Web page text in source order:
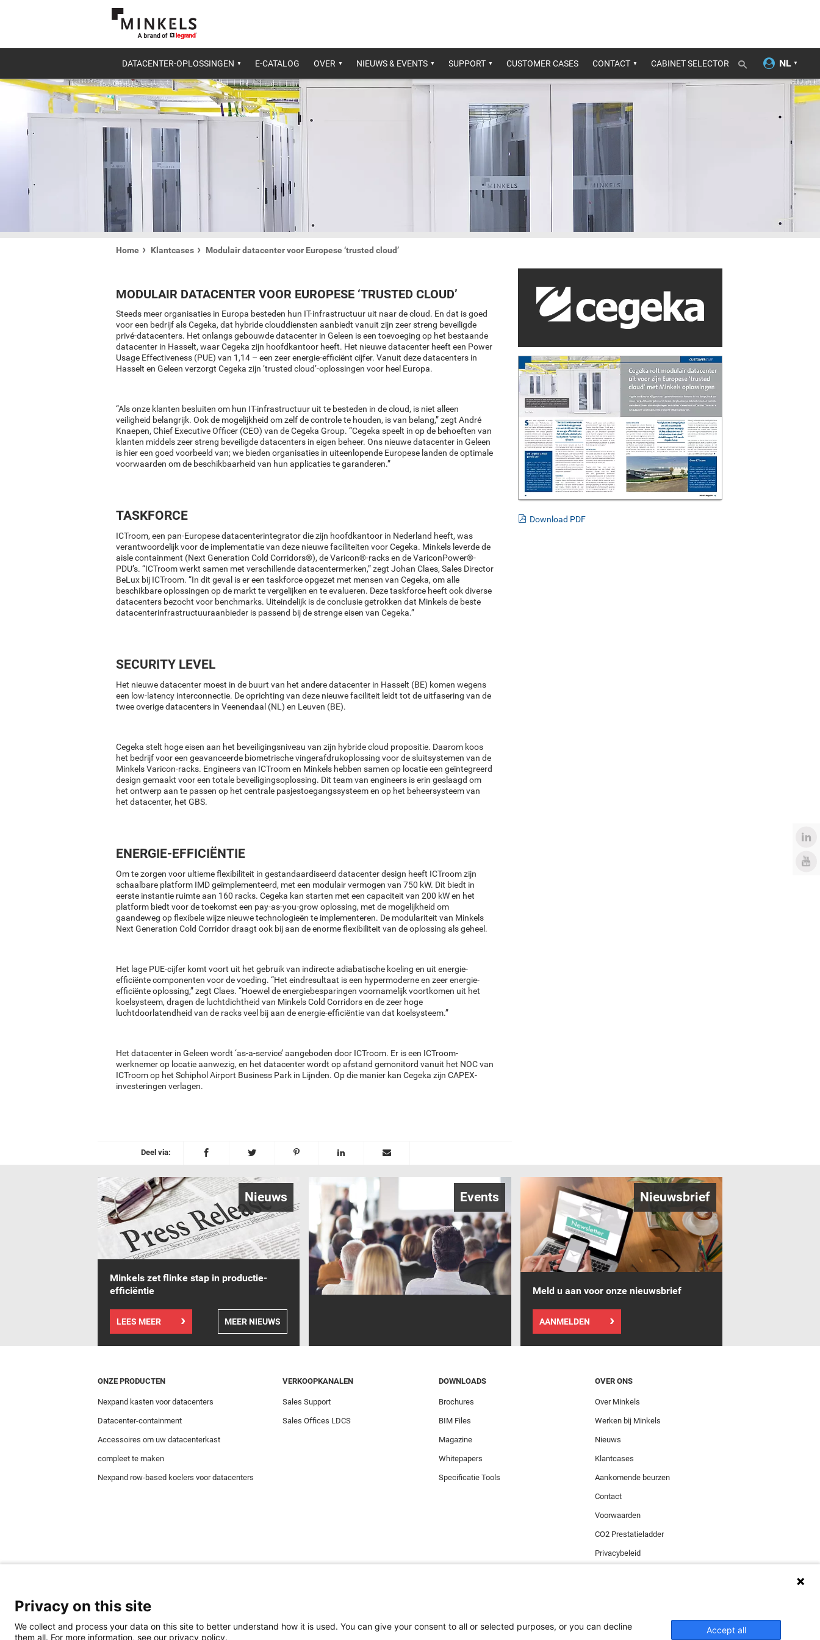
DATACENTER-OPLOSSINGEN E-CATALOG OVER NIEUWS & EVENTS SUPPORT CUSTOMER CASES CONTACT CABINET SELECTOR
Home Klantcases Modulair datacenter voor Europese ‘trusted cloud’
MODULAIR DATACENTER VOOR EUROPESE ‘TRUSTED CLOUD’
Steeds meer organisaties in Europa besteden hun IT-infrastructuur uit naar de cloud. En dat is goed
voor een bedrijf als Cegeka, dat hybride clouddiensten aanbiedt vanuit zijn zeer streng beveiligde
privé-datacenters. Het onlangs gebouwde datacenter in Geleen is een toevoeging op het bestaande
datacenter in Hasselt, waar Cegeka zijn hoofdkantoor heeft. Het nieuwe datacenter heeft een Power
Usage Effectiveness (PUE) van 1,14 – een zeer energie-efficiënt cijfer. Vanuit deze datacenters in
Hasselt en Geleen verzorgt Cegeka zijn ‘trusted cloud’-oplossingen voor heel Europa.
“Als onze klanten besluiten om hun IT-infrastructuur uit te besteden in de cloud, is niet alleen
veiligheid belangrijk. Ook de mogelijkheid om zelf de controle te houden, is van belang,” zegt André
Knaepen, Chief Executive Officer (CEO) van de Cegeka Group. “Cegeka speelt in op de behoeften van
klanten middels zeer streng beveiligde datacenters in eigen beheer. Ons nieuwe datacenter in Geleen
is hier een goed voorbeeld van; we bieden organisaties in uiteenlopende Europese landen de optimale
voorwaarden om de beschikbaarheid van hun applicaties te garanderen.”
TASKFORCE
ICTroom, een pan-Europese datacenterintegrator die zijn hoofdkantoor in Nederland heeft, was
verantwoordelijk voor de implementatie van deze nieuwe faciliteiten voor Cegeka. Minkels leverde de
aisle containment (Next Generation Cold Corridors®), de Varicon®-racks en de VariconPower®-
PDU’s. “ICTroom werkt samen met verschillende datacentermerken,” zegt Johan Claes, Sales Director
BeLux bij ICTroom. “In dit geval is er een taskforce opgezet met mensen van Cegeka, om alle
beschikbare oplossingen op de markt te vergelijken en te evalueren. Deze taskforce heeft ook diverse
datacenters bezocht voor benchmarks. Uiteindelijk is de conclusie getrokken dat Minkels de beste
datacenterinfrastructuuraanbieder is passend bij de strenge eisen van Cegeka.”
SECURITY LEVEL
Het nieuwe datacenter moest in de buurt van het andere datacenter in Hasselt (BE) komen wegens
een low-latency interconnectie. De oprichting van deze nieuwe faciliteit leidt tot de uitfasering van de
twee overige datacenters in Veenendaal (NL) en Leuven (BE).
Cegeka stelt hoge eisen aan het beveiligingsniveau van zijn hybride cloud propositie. Daarom koos
het bedrijf voor een geavanceerde biometrische vingerafdrukoplossing voor de sluitsystemen van de
Minkels Varicon-racks. Engineers van ICTroom en Minkels hebben samen op locatie een geïntegreerd
design gemaakt voor een totale beveiligingsoplossing. Dit team van engineers is erin geslaagd om
het ontwerp aan te passen op het centrale pasjestoegangssysteem en op het beheersysteem van
het datacenter, het GBS.
ENERGIE-EFFICIËNTIE
Om te zorgen voor ultieme flexibiliteit in gestandaardiseerd datacenter design heeft ICTroom zijn
schaalbare platform IMD geïmplementeerd, met een modulair vermogen van 750 kW. Dit biedt in
eerste instantie ruimte aan 160 racks. Cegeka kan starten met een capaciteit van 200 kW en het
platform biedt voor de toekomst een pay-as-you-grow oplossing, met de mogelijkheid om
gaandeweg op flexibele wijze nieuwe technologieën te implementeren. De modulariteit van Minkels
Next Generation Cold Corridor draagt ook bij aan de enorme flexibiliteit van de oplossing als geheel.
Het lage PUE-cijfer komt voort uit het gebruik van indirecte adiabatische koeling en uit energie-
efficiënte componenten voor de voeding. “Het eindresultaat is een hypermoderne en zeer energie-
efficiënte oplossing,” zegt Claes. “Hoewel de energiebesparingen voornamelijk voortkomen uit het
koelsysteem, dragen de luchtdichtheid van Minkels Cold Corridors en de zeer hoge
luchtdoorlatendheid van de racks veel bij aan de energie-efficiëntie van dat koelsysteem.”
Het datacenter in Geleen wordt ‘as-a-service’ aangeboden door ICTroom. Er is een ICTroom-
werknemer op locatie aanwezig, en het datacenter wordt op afstand gemonitord vanuit het NOC van
ICTroom op het Schiphol Airport Business Park in Lijnden. Op die manier kan Cegeka zijn CAPEX-
investeringen verlagen.
Deel via:
Download PDF
Nieuws
Minkels zet flinke stap in productie-
efficiëntie
LEES MEER MEER NIEUWS
Events Nieuwsbrief
Meld u aan voor onze nieuwsbrief
AANMELDEN
ONZE PRODUCTEN
Nexpand kasten voor datacenters
Datacenter-containment
Accessoires om uw datacenterkast
compleet te maken
Nexpand row-based koelers voor datacenters
VERKOOPKANALEN
Sales Support
Sales Offices LDCS
DOWNLOADS
Brochures
BIM Files
Magazine
Whitepapers
Specificatie Tools
OVER ONS
Over Minkels
Werken bij Minkels
Nieuws
Klantcases
Aankomende beurzen
Contact
Voorwaarden
CO2 Prestatieladder
Privacybeleid
Minkels maakt gebruik van cookies om ervoor te zorgen dat u de beste ervaring op onze website heeft. Functionele cookies zorgen voor de
Privacy on this site
We collect and process your data on this site to better understand how it is used. You can give your consent to all or selected purposes, or you can decline
them all. For more information, see our privacy policy.
Accept all